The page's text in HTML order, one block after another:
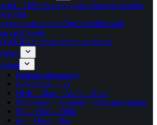
– Udforsk og byg arkitektonisk designs
Ingeniørvidenskab
og Makedo
| Smart Paper Airplanes
Biologi-laboratoriet
Elektricitet – Lys
Hede – Skov – Mark – Have
Mennesket – Anatomi – Humanfysiologi
Sol – Vind – Miljø
Sø – Mose – Hav